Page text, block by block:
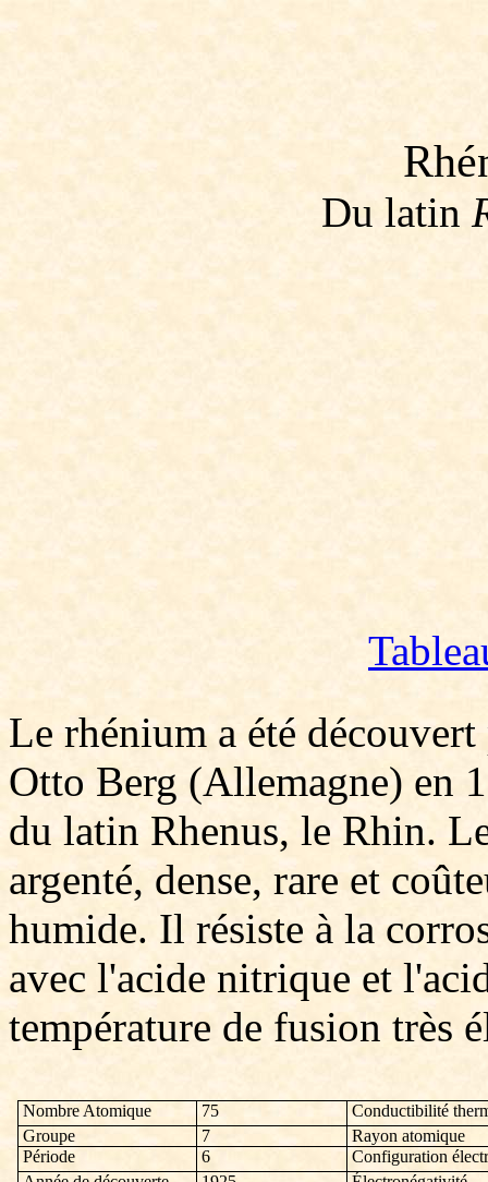
Du latin
Le rhénium a été
Otto Berg (Allemagne) en
du latin Rhenus, le Rhin.
argenté, dense, rare et
humide. Il résiste à la
avec l'acide nitrique et
température de fusion très
Nombre Atomique 75
Conductibilité
Groupe
7
Rayon atomique
Période
6
Configuration